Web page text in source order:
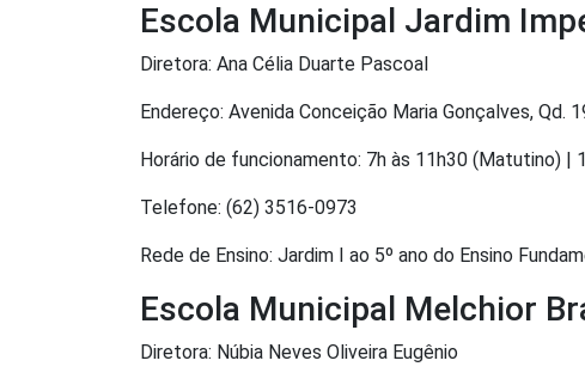
Escola Municipal Jardim
Diretora: Ana Célia Duarte Pascoal
Endereço: Avenida Conceição Maria Gonçalves,
Horário de funcionamento: 7h às 11h30 (Matutino) |
Telefone: (62) 3516-0973
Rede de Ensino: Jardim I ao 5º ano do Ensino
Escola Municipal Melchior
Diretora: Núbia Neves Oliveira Eugênio